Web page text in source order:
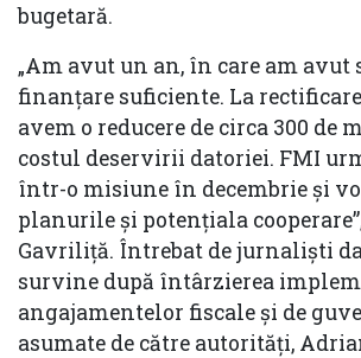
bugetară.
„Am avut un an, în care am avut
finanțare suficiente. La
avem o reducere de circa 300 de
costul deservirii datoriei. FMI
într-o misiune în decembrie și
planurile și potențiala
Gavriliță. Întrebat de jurnaliști
survine după întârzierea
angajamentelor fiscale și de
asumate de către autorități,